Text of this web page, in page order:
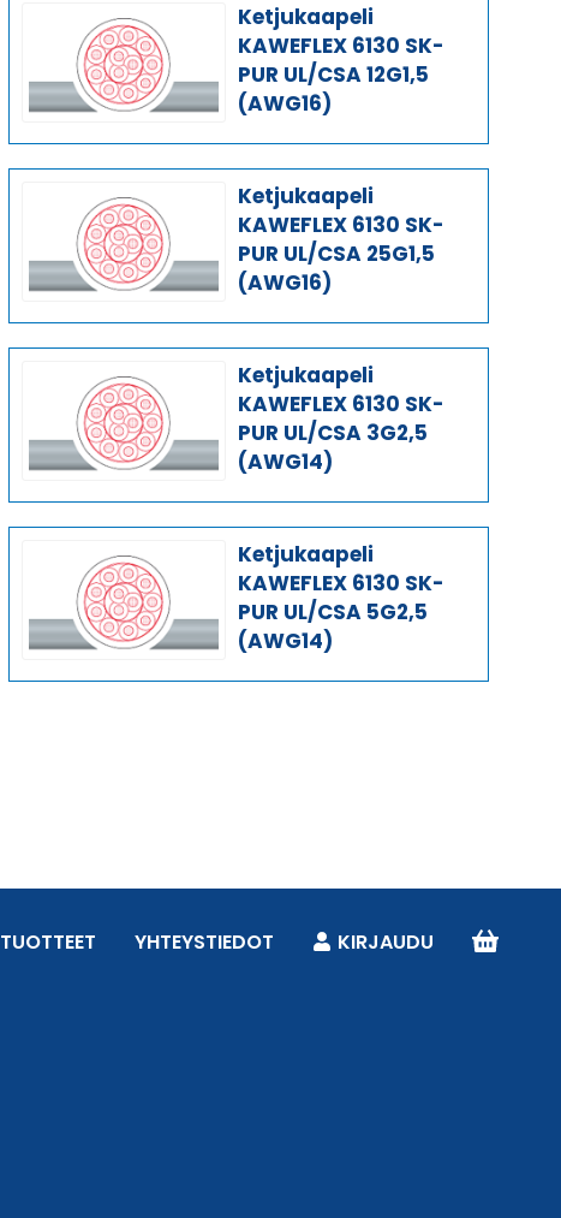
Ketjukaapeli
KAWEFLEX 6130 SK-
PUR UL/CSA 12G1,5
(AWG16)
Ketjukaapeli
KAWEFLEX 6130 SK-
PUR UL/CSA 25G1,5
(AWG16)
Ketjukaapeli
KAWEFLEX 6130 SK-
PUR UL/CSA 3G2,5
(AWG14)
Ketjukaapeli
KAWEFLEX 6130 SK-
PUR UL/CSA 5G2,5
(AWG14)
TUOTTEET YHTEYSTIEDOT KIRJAUDU